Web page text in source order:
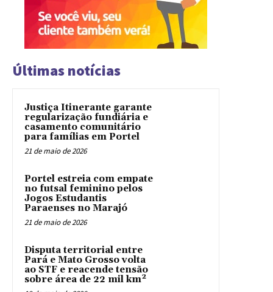
Últimas notícias
Justiça Itinerante garante
regularização fundiária e
casamento comunitário
para famílias em Portel
21 de maio de 2026
Portel estreia com empate
no futsal feminino pelos
Jogos Estudantis
Paraenses no Marajó
21 de maio de 2026
Disputa territorial entre
Pará e Mato Grosso volta
ao STF e reacende tensão
sobre área de 22 mil km²